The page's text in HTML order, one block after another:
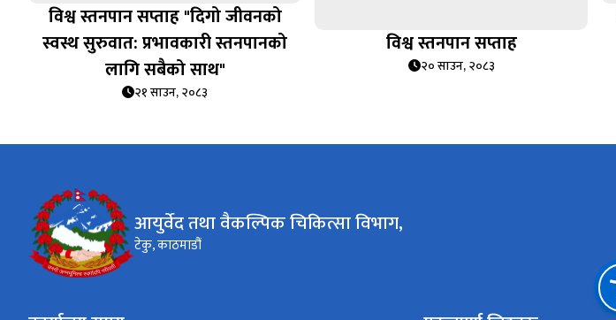
विश्व स्तनपान सप्ताह "दिगो जीवनको
स्वस्थ सुरुवात: प्रभावकारी स्तनपानको
लागि सबैको साथ"
२१ साउन, २०८३
विश्व स्तनपान सप्ताह
२० साउन, २०८३
आयुर्वेद तथा वैकल्पिक चिकित्सा विभाग,
टेकु, काठमाडौं